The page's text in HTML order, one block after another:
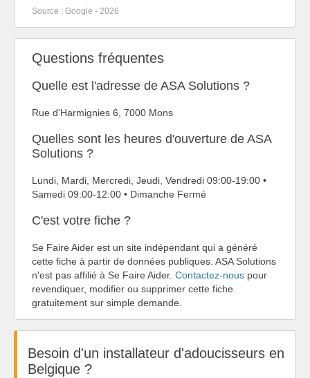
Source : Google - 2026
Questions fréquentes
Quelle est l'adresse de ASA Solutions ?
Rue d'Harmignies 6, 7000 Mons
Quelles sont les heures d'ouverture de ASA
Solutions ?
Lundi, Mardi, Mercredi, Jeudi, Vendredi 09:00-19:00 •
Samedi 09:00-12:00 • Dimanche Fermé
C'est votre fiche ?
Se Faire Aider est un site indépendant qui a généré
cette fiche à partir de données publiques. ASA Solutions
n'est pas affilié à Se Faire Aider. Contactez-nous pour
revendiquer, modifier ou supprimer cette fiche
gratuitement sur simple demande.
Besoin d'un installateur d'adoucisseurs en
Belgique ?